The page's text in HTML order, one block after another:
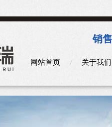
销
网站首页 关于我们